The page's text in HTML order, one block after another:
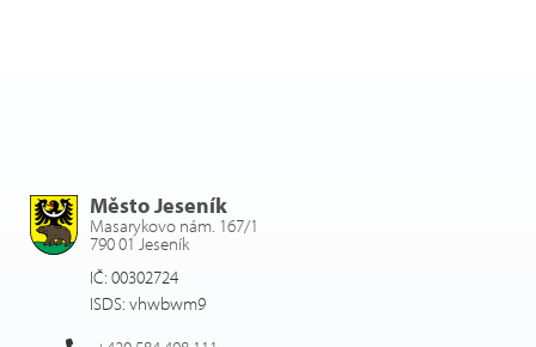
Město Jeseník
Masarykovo nám. 167/1
790 01 Jeseník
IČ: 00302724
ISDS: vhwbwm9